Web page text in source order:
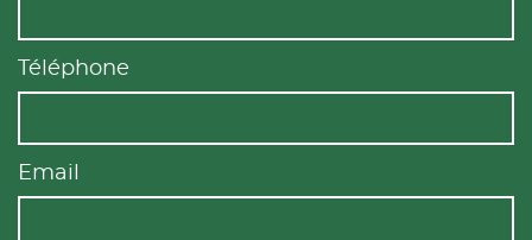
Téléphone
Email